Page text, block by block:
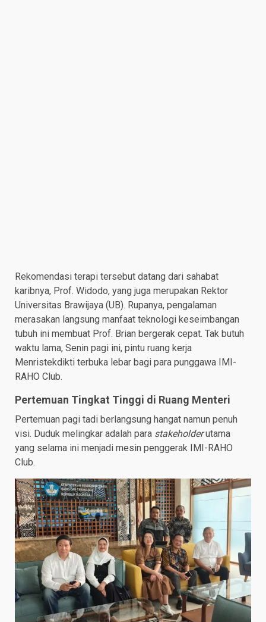
Rekomendasi terapi tersebut datang dari sahabat
karibnya, Prof. Widodo, yang juga merupakan Rektor
Universitas Brawijaya (UB). Rupanya, pengalaman
merasakan langsung manfaat teknologi keseimbangan
tubuh ini membuat Prof. Brian bergerak cepat. Tak butuh
waktu lama, Senin pagi ini, pintu ruang kerja
Menristekdikti terbuka lebar bagi para punggawa IMI-
RAHO Club.
Pertemuan Tingkat Tinggi di Ruang Menteri
Pertemuan pagi tadi berlangsung hangat namun penuh
visi. Duduk melingkar adalah para stakeholderutama
yang selama ini menjadi mesin penggerak IMI-RAHO
Club.